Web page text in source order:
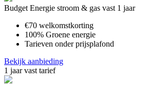
Budget Energie stroom & gas vast 1 jaar
€70 welkomstkorting
100% Groene energie
Tarieven onder prijsplafond
Bekijk aanbieding
1 jaar vast tarief